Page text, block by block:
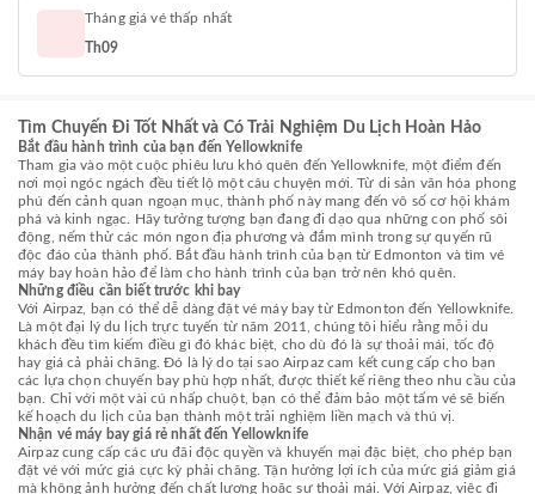
Tháng giá vé thấp nhất
Th09
Tìm Chuyến Đi Tốt Nhất và Có Trải Nghiệm Du Lịch Hoàn Hảo
Bắt đầu hành trình của bạn đến Yellowknife
Tham gia vào một cuộc phiêu lưu khó quên đến Yellowknife, một điểm đến
nơi mọi ngóc ngách đều tiết lộ một câu chuyện mới. Từ di sản văn hóa phong
phú đến cảnh quan ngoạn mục, thành phố này mang đến vô số cơ hội khám
phá và kinh ngạc. Hãy tưởng tượng bạn đang đi dạo qua những con phố sôi
động, nếm thử các món ngon địa phương và đắm mình trong sự quyến rũ
độc đáo của thành phố. Bắt đầu hành trình của bạn từ Edmonton và tìm vé
máy bay hoàn hảo để làm cho hành trình của bạn trở nên khó quên.
Những điều cần biết trước khi bay
Với Airpaz, bạn có thể dễ dàng đặt vé máy bay từ Edmonton đến Yellowknife.
Là một đại lý du lịch trực tuyến từ năm 2011, chúng tôi hiểu rằng mỗi du
khách đều tìm kiếm điều gì đó khác biệt, cho dù đó là sự thoải mái, tốc độ
hay giá cả phải chăng. Đó là lý do tại sao Airpaz cam kết cung cấp cho bạn
các lựa chọn chuyến bay phù hợp nhất, được thiết kế riêng theo nhu cầu của
bạn. Chỉ với một vài cú nhấp chuột, bạn có thể đảm bảo một tấm vé sẽ biến
kế hoạch du lịch của bạn thành một trải nghiệm liền mạch và thú vị.
Nhận vé máy bay giá rẻ nhất đến Yellowknife
Airpaz cung cấp các ưu đãi độc quyền và khuyến mại đặc biệt, cho phép bạn
đặt vé với mức giá cực kỳ phải chăng. Tận hưởng lợi ích của mức giá giảm giá
mà không ảnh hưởng đến chất lượng hoặc sự thoải mái. Với Airpaz, việc đi